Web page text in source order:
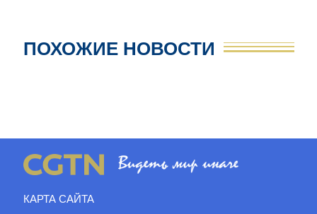
ПОХОЖИЕ НОВОСТИ
КАРТА САЙТА